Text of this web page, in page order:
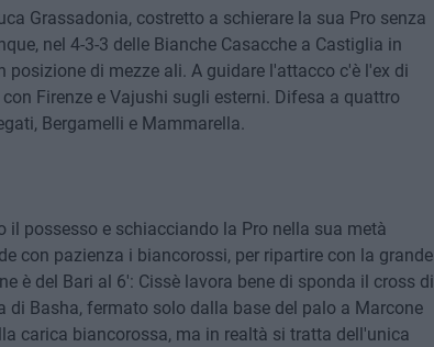
Grassadonia, costretto a schierare la sua Pro senza
nel 4-3-3 delle Bianche Casacche a Castiglia in
posizione di mezze ali. A guidare l'attacco c'è l'ex di
Firenze e Vajushi sugli esterni. Difesa a quattro
Bergamelli e Mammarella.
il possesso e schiacciando la Pro nella sua metà
con pazienza i biancorossi, per ripartire con la grande
è del Bari al 6': Cissè lavora bene di sponda il cross di
Basha, fermato solo dalla base del palo a Marcone
carica biancorossa, ma in realtà si tratta dell'unica